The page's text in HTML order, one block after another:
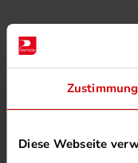
Zustimmung
Diese Webseite